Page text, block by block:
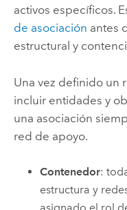
activos específicos.
de asociación antes
estructural y
Una vez definido un
incluir entidades y
una asociación
red de apoyo.
Contenedor:
estructura y